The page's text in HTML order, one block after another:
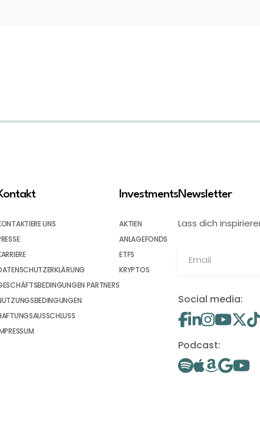
UNS
PARTNERS
Investments
AKTIEN
ANLAGEFONDS
ETFS
KRYPTOS
Newsletter
Lass dich
Social media:
Podcast: